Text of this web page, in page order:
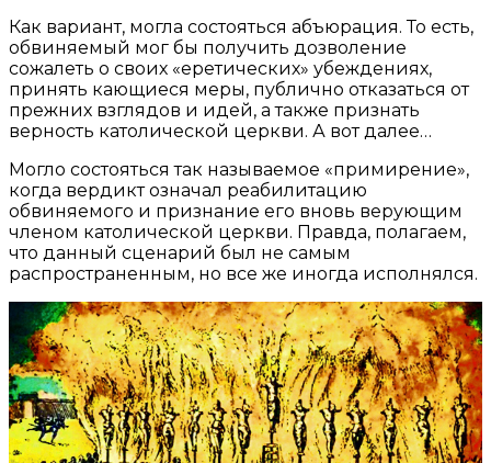
Как вариант, могла состояться абъюрация. То есть,
обвиняемый мог бы получить дозволение
сожалеть о своих «еретических» убеждениях,
принять кающиеся меры, публично отказаться от
прежних взглядов и идей, а также признать
верность католической церкви. А вот далее…
Могло состояться так называемое «примирение»,
когда вердикт означал реабилитацию
обвиняемого и признание его вновь верующим
членом католической церкви. Правда, полагаем,
что данный сценарий был не самым
распространенным, но все же иногда исполнялся.